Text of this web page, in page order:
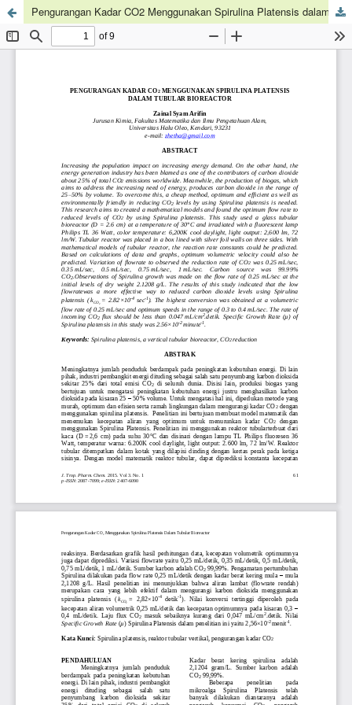
Pengurangan Kadar CO2 Menggunakan Spirulina Platensis dalam Tubular Bioreactor